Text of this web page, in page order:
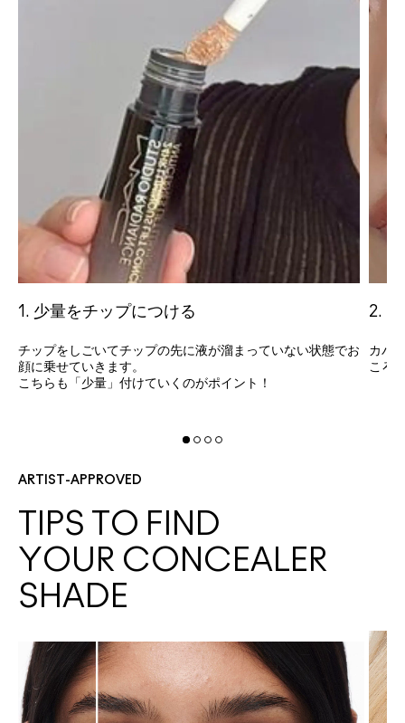
1. 少量をチップにつける
チップをしごいてチップの先に液が溜まっていない状態でお
顔に乗せていきます。
こちらも「少量」付けていくのがポイント！
2.
カバ
ころ
ARTIST-APPROVED
TIPS TO FIND
YOUR CONCEALER
SHADE